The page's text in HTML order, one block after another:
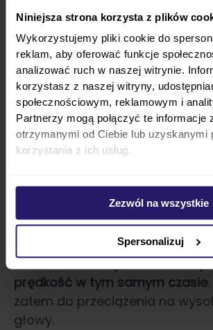
Niniejsza strona korzysta z plików
Wykorzystujemy pliki cookie do
reklam, aby oferować funkcje
analizować ruch w naszej witrynie.
korzystasz z naszej witryny,
społecznościowym, reklamowym i
Partnerzy mogą połączyć te informacje
otrzymanymi od Ciebie lub uzyskanymi
korzystania z ich usług.
Zezwól na wszystkie
Spersonalizuj
Większość rodziców zaczyna
zmianę fotelika, gdy dziecko po
wyrasta z pierwszego fotelika
noworodków.Najlepsze i
rozwiązanie to kolejny fotelik
montowany tyłem do kierunku
Przy jeździe dziecka tyłem
plecków oraz głowy o tył
najbardziej krytycznych
mogą nam się nieoczekiwanie
podczas podróży.Przy
dziecka na każdym odcinku
prędkość w tym samym czasie
zatem do przeciążenia na
głowy.